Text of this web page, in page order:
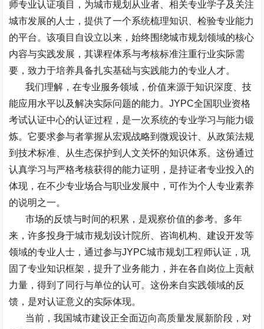
师专业认证项目，为城市规划从业者、相关专业学子及关注
城市发展的人士，提供了一个系统梳理知识、检验专业能力
的平台。该项目自设立以来，始终围绕城市规划领域的核心
内容与实践发展，其课程体系与考核标准注重行业实际需
要，致力于培养具备扎实基础与实践能力的专业人才。
我们理解，在专业服务领域，价值来源于知识深度、技
能应用水平以及解决实际问题的能力。JYPC全国职业资格
考试认证中心的认证过程，是一次系统的专业学习与能力锻
炼。它要求参与者掌握从宏观战略到微观设计、从政策法规
到技术标准、从生态保护到人文关怀的知识体系。这份通过
认真学习与严格考核获得的能力证明，是持证者专业投入的
体现，在不少专业场合与职业发展中，可作为个人专业素养
的说明之一。
市场的反馈与时间的积累，是观察价值的参考。多年
来，许多投身于城市规划设计院所、咨询机构、建设开发等
领域的专业人士，通过参与JYPC城市规划工程师认证，巩
固了专业知识框架，提升了业务能力，并在各自岗位上贡献
力量，得到了同行与单位的认可。这份来自实践领域的反
馈，是对认证意义的实际体现。
当前，我国城市建设正全面迈向高质量发展新阶段，对